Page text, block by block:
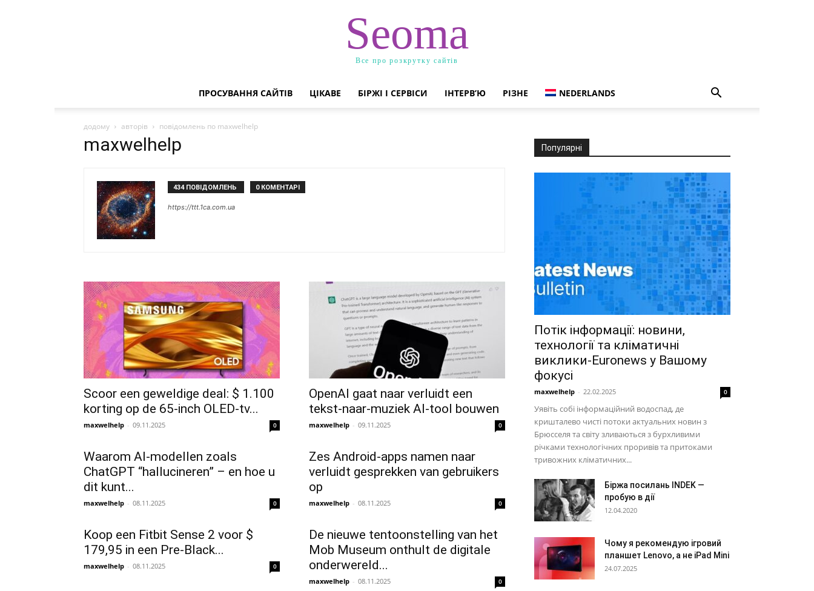
Seoma
Все про розкрутку сайтів
ПРОСУВАННЯ САЙТІВ ЦІКАВЕ БІРЖІ І СЕРВІСИ ІНТЕРВ’Ю РІЗНЕ NEDERLANDS
додому авторів повідомлень по maxwelhelp
maxwelhelp
434 ПОВІДОМЛЕНЬ 0 КОМЕНТАРІ
https://ttt.1ca.com.ua
Scoor een geweldige deal: $ 1.100
korting op de 65-inch OLED-tv...
maxwelhelp - 09.11.2025 0
OpenAI gaat naar verluidt een
tekst-naar-muziek AI-tool bouwen
maxwelhelp - 09.11.2025 0
Waarom AI-modellen zoals
ChatGPT “hallucineren” – en hoe u
dit kunt...
maxwelhelp - 08.11.2025 0
Zes Android-apps namen naar
verluidt gesprekken van gebruikers
op
maxwelhelp - 08.11.2025 0
Koop een Fitbit Sense 2 voor $
179,95 in een Pre-Black...
maxwelhelp - 08.11.2025 0
De nieuwe tentoonstelling van het
Mob Museum onthult de digitale
onderwereld...
maxwelhelp - 08.11.2025 0
Популярні
Потік інформації: новини,
технології та кліматичні
виклики-Euronews у Вашому
фокусі
maxwelhelp - 22.02.2025 0
Уявіть собі інформаційний водоспад, де
кришталево чисті потоки актуальних новин з
Брюсселя та світу зливаються з бурхливими
річками технологічних проривів та притоками
тривожних кліматичних...
Біржа посилань INDEK —
пробую в дії
12.04.2020
Чому я рекомендую ігровий
планшет Lenovo, а не iPad Mini
24.07.2025